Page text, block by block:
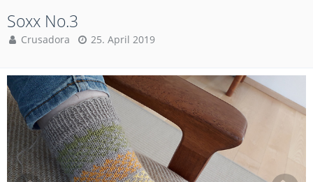
Soxx No.3
Crusadora 25. April 2019